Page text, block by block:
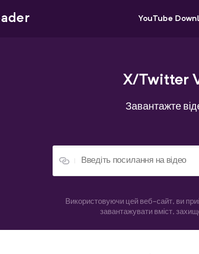
YouTube
X/Twitter
Завантажте
Використовуючи цей веб-сайт, ви
завантажувати вміст,